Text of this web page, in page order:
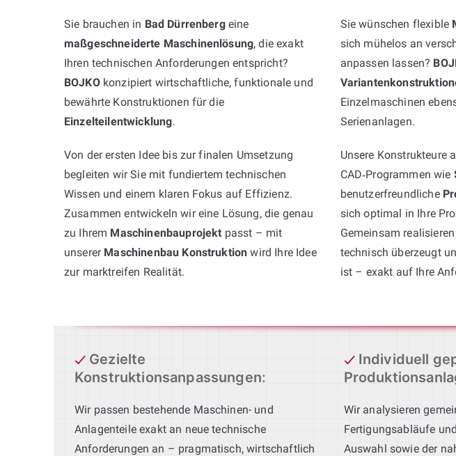
Sie brauchen in Bad Dürrenbergeine
maßgeschneiderte Maschinenlösung, die exakt
Ihren technischen Anforderungen entspricht?
BOJKOkonzipiert wirtschaftliche, funktionale und
bewährte Konstruktionen für die
Einzelteilentwicklung.
Von der ersten Idee bis zur finalen Umsetzung
begleiten wir Sie mit fundiertem technischen
Wissen und einem klaren Fokus auf Effizienz.
Zusammen entwickeln wir eine Lösung, die genau
zu Ihrem Maschinenbauprojekt passt – mit
unserer Maschinenbau Konstruktion wird Ihre Idee
zur marktreifen Realität.
Sie wünschen flexible
sich mühelos an
anpassen lassen?
Einzelmaschinen
Serienanlagen.
Unsere Konstrukteure
CAD‑Programmen wie
benutzerfreundliche
sich optimal in Ihre
Gemeinsam
technisch überzeugt
ist – exakt auf Ihre
Gezielte
Konstruktionsanpassungen:
Wir passen bestehende Maschinen- und
Anlagenteile exakt an neue technische
Anforderungen an – pragmatisch, wirtschaftlich
Individuell
Wir analysieren
Fertigungsabläufe
Auswahl sowie der